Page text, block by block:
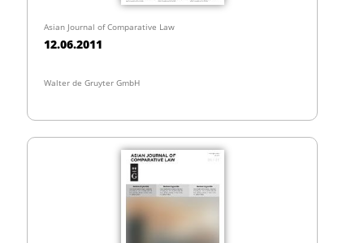
Asian Journal of Comparative Law
12.06.2011
Walter de Gruyter GmbH